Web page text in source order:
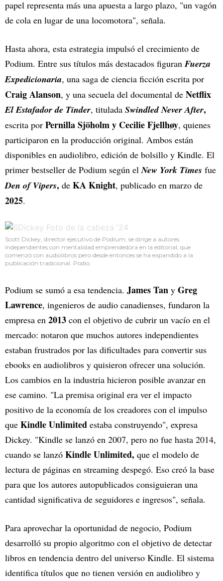
papel representa más una apuesta a largo plazo, "un vagón
de cola en lugar de una locomotora", señala.
Hasta ahora, esta estrategia impulsó el crecimiento de
Podium. Entre sus títulos más destacados figuranFuerza
Expedicionaria, una saga de ciencia ficción escrita por
Craig Alanson, y una secuela del documental de Netflix
El Estafador de Tinder, titulada Swindled Never After,
escrita por Pernilla Sjöholm y Cecilie Fjellhøy, quienes
participaron en la producción original. Ambos están
disponibles en audiolibro, edición de bolsillo y Kindle. El
primer bestseller de Podium según elNew York Times fue
Den of Vipers, de KA Knight, publicado en marzo de
2025.
Scott Dickey, director ejecutivo de Podium, se dirige a autores
independientes con mentalidad emprendedora en la editorial, que
comenzó con audiolibros pero desde entonces se ha expandido a la
publicación tradicional. Podio.
Podium se sumó a esa tendencia. James Tan y Greg
Lawrence, ingenieros de audio canadienses, fundaron la
empresa en 2013 con el objetivo de cubrir un vacío en el
mercado: notaron que muchos autores independientes
estaban frustrados por las dificultades para convertir sus
ebooks en audiolibros y quisieron ofrecer una solución.
Los cambios en la industria hicieron posible avanzar en
ese camino. "La premisa original era ver el impacto
positivo de la economía de los creadores con el impulso
que Kindle Unlimited estaba construyendo", expresa
Dickey. "Kindle se lanzó en 2007, pero no fue hasta 2014,
cuando se lanzó Kindle Unlimited, que el modelo de
lectura de páginas en streaming despegó. Eso creó la base
para que los autores autopublicados consiguieran una
cantidad significativa de seguidores e ingresos", señala.
Para aprovechar la oportunidad de negocio, Podium
desarrolló su propio algoritmo con el objetivo de detectar
libros en tendencia dentro del universo Kindle. El sistema
identifica títulos que no tienen versión en audiolibro y